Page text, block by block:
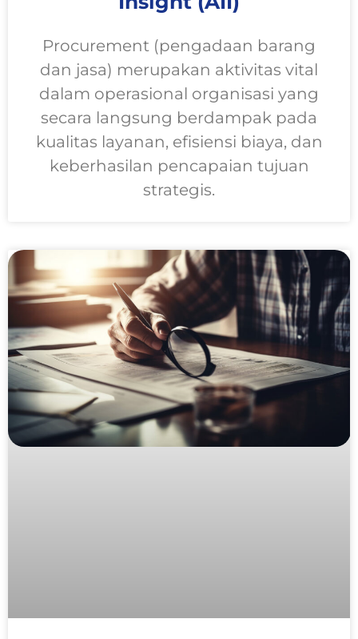
Procurement (pengadaan barang
dan jasa) merupakan aktivitas vital
dalam operasional organisasi yang
secara langsung berdampak pada
kualitas layanan, efisiensi biaya, dan
keberhasilan pencapaian tujuan
strategis.